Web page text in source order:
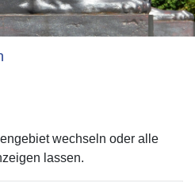
wechseln oder alle
lassen.